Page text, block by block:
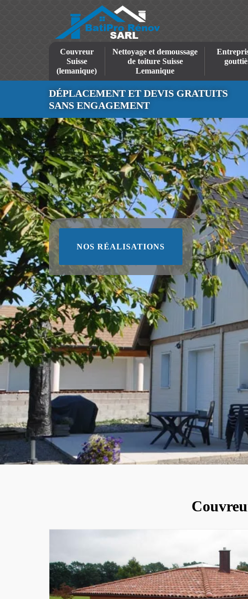
Couvreur
Suisse
(lemanique)
Nettoyage et demoussage
de toiture Suisse
Lemanique
DÉPLACEMENT ET DEVIS GRATUITS
SANS ENGAGEMENT
NOS RÉALISATIONS